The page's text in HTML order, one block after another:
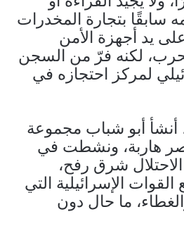
سابقًا بتجارة المخدرات
يد أجهزة الأمن
لكنه فرّ من السجن
لمركز احتجازه في
أنشأ أبو شباب مجموعة
هاربة، ونشطت في
شرق رفح،
الإسرائيلية التي
ما حال دون